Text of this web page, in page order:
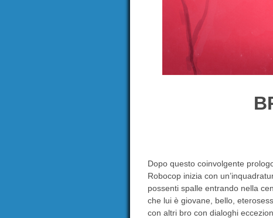
Dopo questo coinvolgente
Robocop inizia con
possenti spalle entrando nella
che lui è giovane, bello,
con altri bro con dialoghi